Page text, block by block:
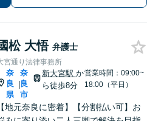
料】
松 大悟 弁護士
宮通り法律事務所
奈
良
県
|
奈
良
市
新大宮駅 か
ら徒歩8分
営業時間：09:00~
18:00（平日）
【地元奈良に密着】【分割払い可】お